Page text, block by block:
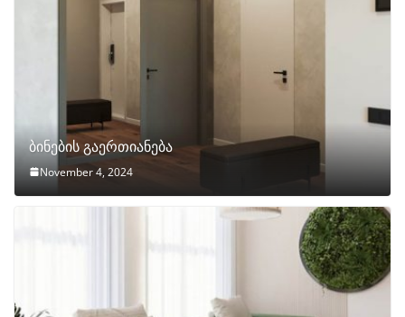
ბინების გაერთიანება
November 4, 2024